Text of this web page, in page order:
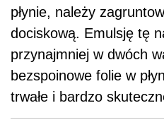
płynie, należy
dociskową. Emulsję tę
przynajmniej w dwóch
bezspoinowe folie w
trwałe i bardzo